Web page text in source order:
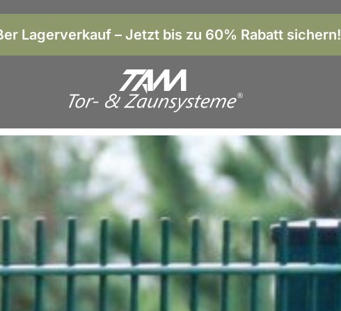
Lagerverkauf – Jetzt bis zu 60% Rabatt sichern!